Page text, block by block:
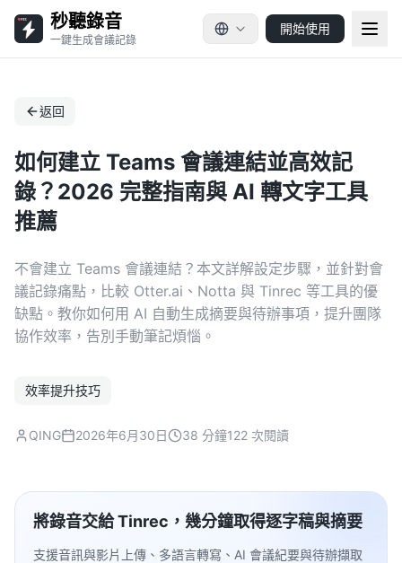
秒聽錄音
一鍵生成會議記錄
開始使用
返回
如何建立 Teams 會議連結並高效記
錄？2026 完整指南與 AI 轉文字工具
推薦
不會建立 Teams 會議連結？本文詳解設定步驟，並針對會
議記錄痛點，比較 Otter.ai、Notta 與 Tinrec 等工具的優
缺點。教你如何用 AI 自動生成摘要與待辦事項，提升團隊
協作效率，告別手動筆記煩惱。
效率提升技巧
QING 2026年6月30日 38 分鐘122 次閱讀
將錄音交給 Tinrec，幾分鐘取得逐字稿與摘要
支援音訊與影片上傳、多語言轉寫、AI 會議紀要與待辦擷取